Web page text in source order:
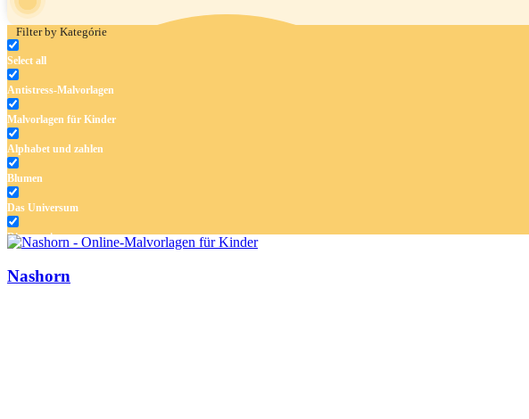
Filter by Kategórie
Select all
Antistress-Malvorlagen
Malvorlagen für Kinder
Alphabet und zahlen
Blumen
Das Universum
Dinosaurier
Nashorn